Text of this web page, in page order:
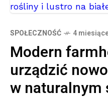
SPOŁECZNOŚĆ 4
Modern
urządzić
w naturalnym